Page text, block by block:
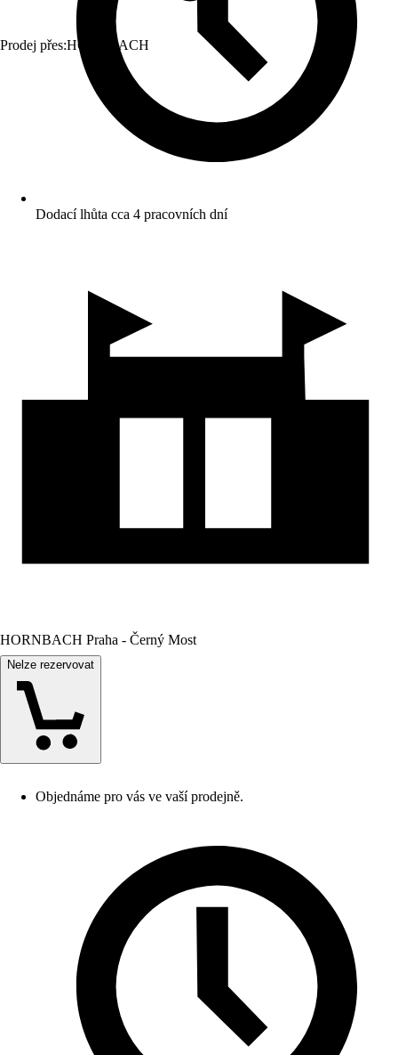
Prodej přes:HORNBACH
Dodací lhůta cca 4 pracovních dní
HORNBACH Praha - Černý Most
Nelze rezervovat
Objednáme pro vás ve vaší prodejně.